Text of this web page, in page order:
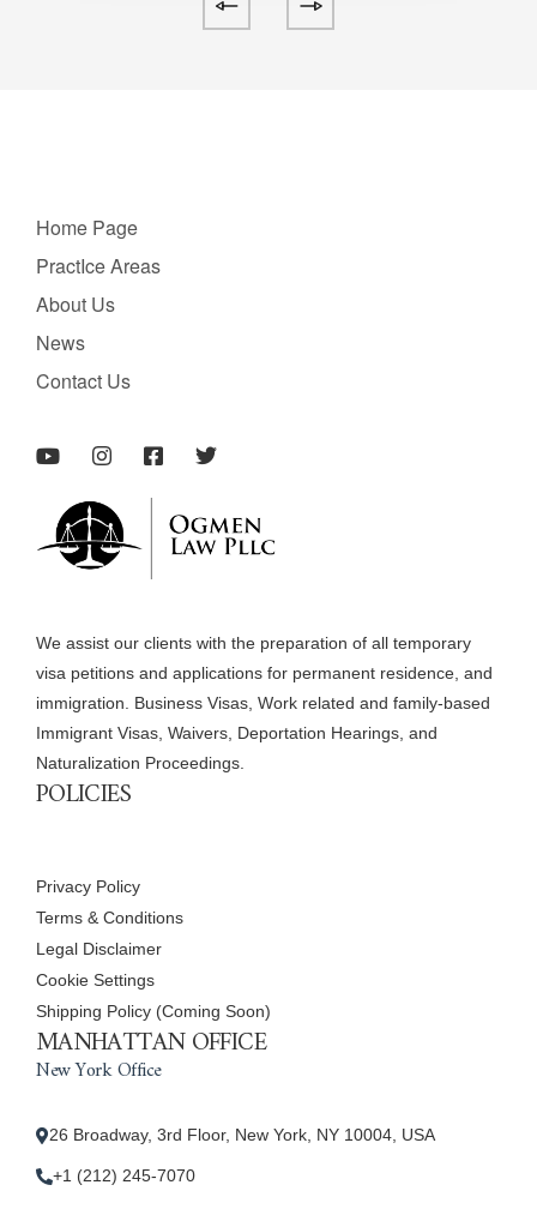
Home Page
PractIce Areas
About Us
News
Contact Us
We assist our clients with the preparation of all temporary
visa petitions and applications for permanent residence, and
immigration. Business Visas, Work related and family-based
Immigrant Visas, Waivers, Deportation Hearings, and
Naturalization Proceedings.
POLICIES
Privacy Policy
Terms & Conditions
Legal Disclaimer
Cookie Settings
Shipping Policy (Coming Soon)
MANHATTAN OFFICE
New York Office
26 Broadway, 3rd Floor, New York, NY 10004, USA
+1 (212) 245-7070